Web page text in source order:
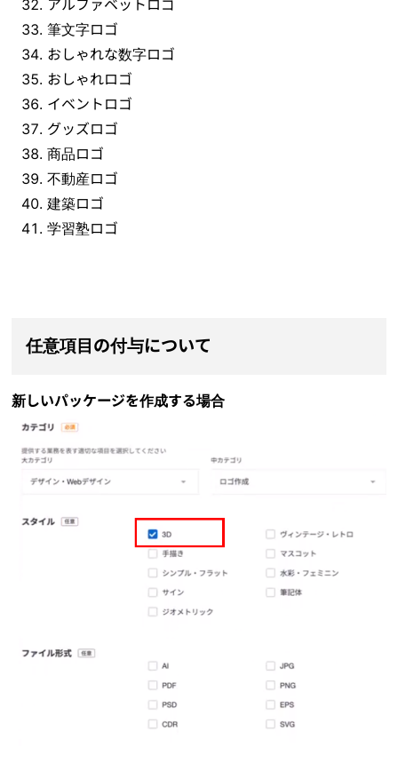
アルファベットロゴ
筆文字ロゴ
おしゃれな数字ロゴ
おしゃれロゴ
イベントロゴ
グッズロゴ
商品ロゴ
不動産ロゴ
建築ロゴ
学習塾ロゴ
任意項目の付与について
新しいパッケージを作成する場合